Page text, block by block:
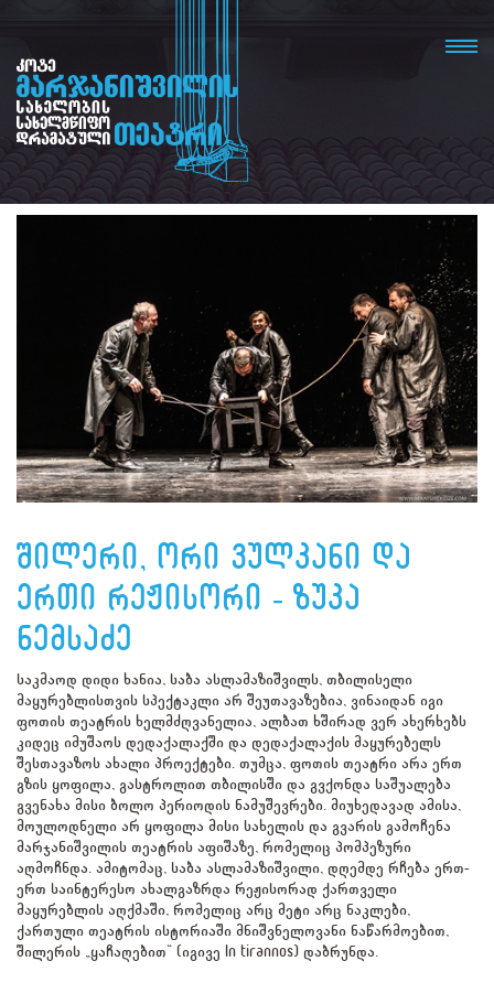
შილერი, ორი ვულკანი და
ერთი რეჟისორი - ზუკა
ნემსაძე
საკმაოდ დიდი ხანია, საბა ასლამაზიშვილს, თბილისელი
მაყურებლისთვის სპექტაკლი არ შეუთავაზებია, ვინაიდან იგი
ფოთის თეატრის ხელმძღვანელია, ალბათ ხშირად ვერ ახერხებს
კიდეც იმუშაოს დედაქალაქში და დედაქალაქის მაყურებელს
შესთავაზოს ახალი პროექტები. თუმცა, ფოთის თეატრი არა ერთ
გზის ყოფილა, გასტროლით თბილისში და გვქონდა საშუალება
გვენახა მისი ბოლო პერიოდის ნამუშევრები. მიუხედავად ამისა,
მოულოდნელი არ ყოფილა მისი სახელის და გვარის გამოჩენა
მარჯანიშვილის თეატრის აფიშაზე, რომელიც პომპეზური
აღმოჩნდა. ამიტომაც, საბა ასლამაზიშვილი, დღემდე რჩება ერთ-
ერთ საინტერესო ახალგაზრდა რეჟისორად ქართველი
მაყურებლის აღქმაში, რომელიც არც მეტი არც ნაკლები,
ქართული თეატრის ისტორიაში მნიშვნელოვანი ნაწარმოებით,
შილერის „ყაჩაღებით“ (იგივე In tirannos) დაბრუნდა.